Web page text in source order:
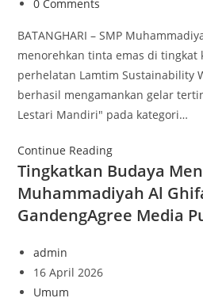
0 Comments
BATANGHARI – SMP
menorehkan tinta emas di tingkat
perhelatan Lamtim Sustainability
berhasil mengamankan gelar
Lestari Mandiri" pada kategori…
Continue Reading
Tingkatkan Budaya
Muhammadiyah Al
GandengAgree Media
admin
16 April 2026
Umum